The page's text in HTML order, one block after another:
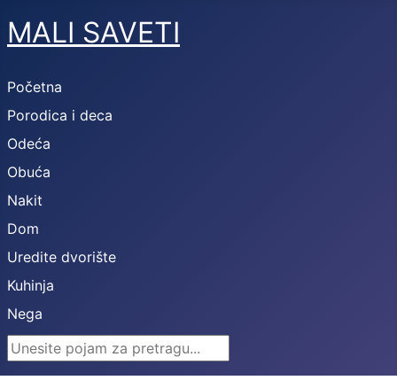
MALI SAVETI
Početna
Porodica i deca
Odeća
Obuća
Nakit
Dom
Uredite dvorište
Kuhinja
Nega
Search ...